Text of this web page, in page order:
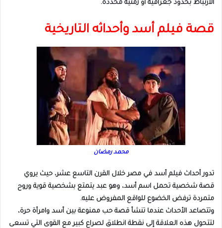
الارتباط بحدود جغرافية أو زمنية محددة.
قصة فيلم أسد وأحداثه التاريخية
محمد رمضان
تدور أحداث فيلم أسد في مصر خلال القرن التاسع عشر، حيث يروي
قصة شخصية تحمل اسم أسد، وهو عبد يتمتع بشخصية قوية وروح
متمردة ترفض الخضوع للواقع المفروض عليه.
وتتصاعد الأحداث عندما تنشأ قصة حب ممنوعة بين أسد وامرأة حرة،
لتتحول هذه العلاقة إلى نقطة انطلاق لصراع كبير مع القوى التي تسعى